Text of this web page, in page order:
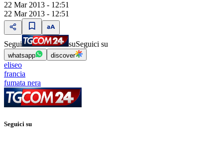
22 Mar 2013 - 12:51
22 Mar 2013 - 12:51
Segui suSeguici su
whatsapp discover
eliseo
francia
fumata nera
Seguici su